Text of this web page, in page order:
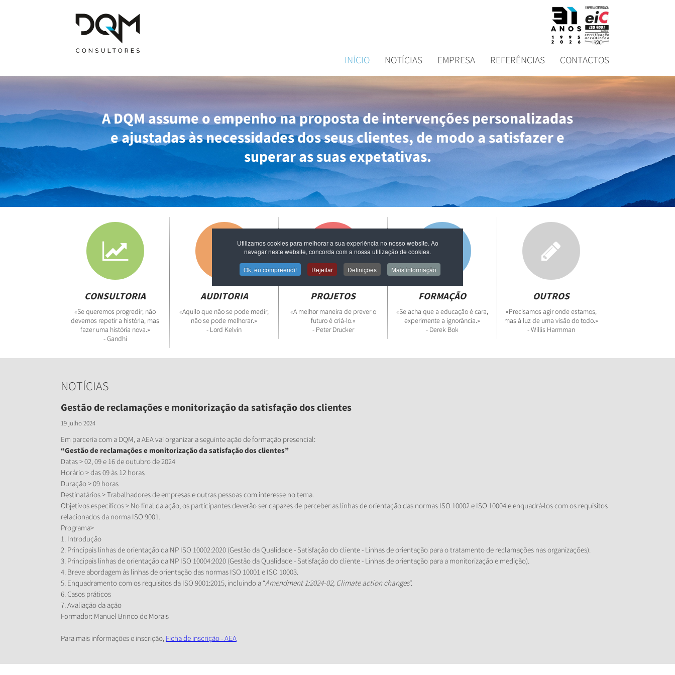
INÍCIO NOTÍCIAS EMPRESA REFERÊNCIAS CONTACTOS
A DQM assume o empenho na proposta de intervenções personalizadas
e ajustadas às necessidades dos seus clientes, de modo a satisfazer e
superar as suas expetativas.
CONSULTORIA
«Se queremos progredir, não
devemos repetir a história, mas
fazer uma história nova.»
- Gandhi
AUDITORIA
«Aquilo que não se pode medir,
não se pode melhorar.»
- Lord Kelvin
PROJETOS
«A melhor maneira de prever o
futuro é criá-lo.»
- Peter Drucker
FORMAÇÃO
«Se acha que a educação é cara,
experimente a ignorância.»
- Derek Bok
OUTROS
«Precisamos agir onde estamos,
mas à luz de uma visão do todo.»
- Willis Harmman
NOTÍCIAS
Gestão de reclamações e monitorização da satisfação dos clientes
19 julho 2024
Em parceria com a DQM, a AEA vai organizar a seguinte ação de formação presencial:
“Gestão de reclamações e monitorização da satisfação dos clientes”
Datas > 02, 09 e 16 de outubro de 2024
Horário > das 09 às 12 horas
Duração > 09 horas
Destinatários > Trabalhadores de empresas e outras pessoas com interesse no tema.
Objetivos específicos > No final da ação, os participantes deverão ser capazes de perceber as linhas de orientação das normas ISO 10002 e ISO 10004 e enquadrá-los com os requisitos
relacionados da norma ISO 9001.
Programa>
1. Introdução
2. Principais linhas de orientação da NP ISO 10002:2020 (Gestão da Qualidade - Satisfação do cliente - Linhas de orientação para o tratamento de reclamações nas organizações).
3. Principais linhas de orientação da NP ISO 10004:2020 (Gestão da Qualidade - Satisfação do cliente - Linhas de orientação para a monitorização e medição).
4. Breve abordagem às linhas de orientação das normas ISO 10001 e ISO 10003.
5. Enquadramento com os requisitos da ISO 9001:2015, incluindo a “Amendment 1:2024-02, Climate action changes”.
6. Casos práticos
7. Avaliação da ação
Formador: Manuel Brinco de Morais
Para mais informações e inscrição, Ficha de inscrição - AEA
Utilizamos cookies para melhorar a sua experiência no nosso website. Ao
navegar neste website, concorda com a nossa utilização de cookies.
Ok, eu compreendi! Rejeitar Definições Mais informação